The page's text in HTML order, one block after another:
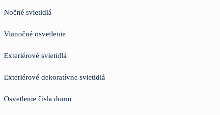
Nočné svietidlá
Vianočné osvetlenie
Exteriérové svietidlá
Exteriérové dekoratívne svietidlá
Osvetlenie čísla domu